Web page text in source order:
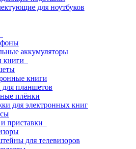
для ноутбуков
аккумуляторы
книги
книги
планшетов
плёнки
для электронных книг
приставки
для телевизоров